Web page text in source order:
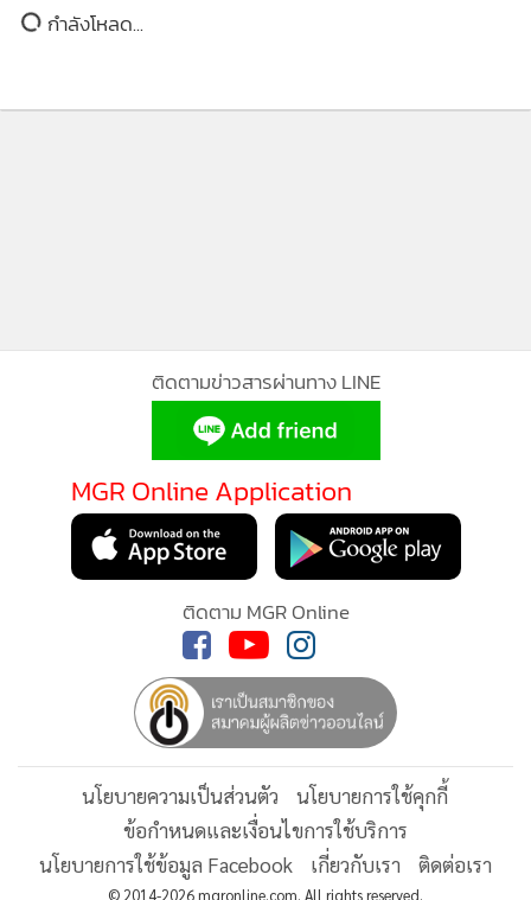
ฝีดาษวานร แนะเลี่ยงพฤติกรรมเสี่ยง
กำลังโหลด...
ติดตามข่าวสารผ่านทาง LINE
MGR Online Application
ติดตาม MGR Online
นโยบายความเป็นส่วนตัว
นโยบายการใช้คุกกี้
ข้อกำหนดและเงื่อนไขการใช้บริการ
นโยบายการใช้ข้อมูล Facebook
เกี่ยวกับเรา ติดต่อเรา
© 2014-2026 mgronline.com. All rights reserved.